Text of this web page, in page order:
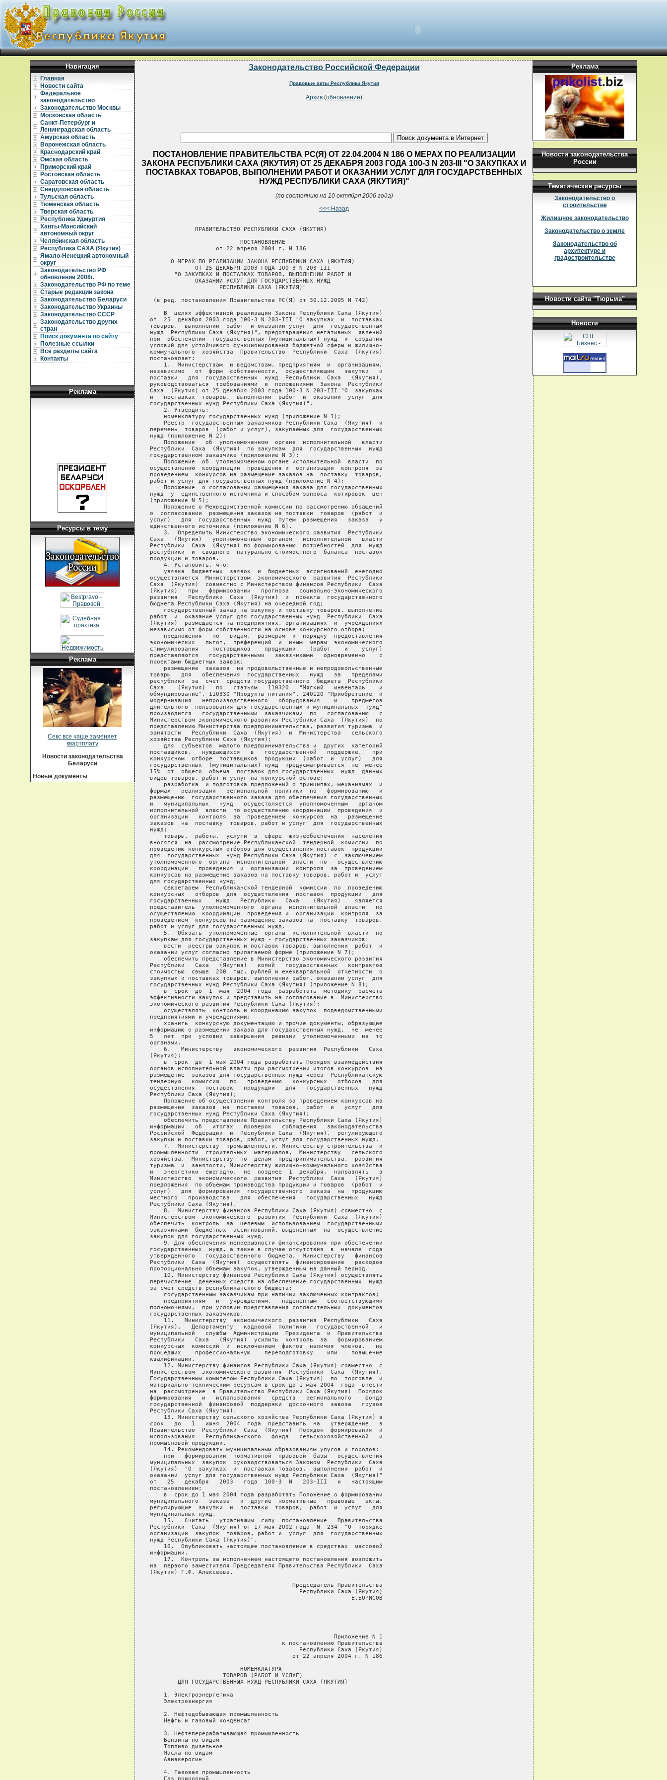
Навигация
Главная
Новости сайта
Федеральное
законодательство
Законодательство Москвы
Московская область
Санкт-Петербург и
Ленинградская область
Амурская область
Воронежская область
Краснодарский край
Омская область
Приморский край
Ростовская область
Саратовская область
Свердловская область
Тульская область
Тюменская область
Тверская область
Республика Удмуртия
Ханты-Мансийский
автономный округ
Челябинская область
Республика САХА (Якутия)
Ямало-Ненецкий автономный
округ
Законодательство РФ
обновление 2008г.
Законодательство РФ по теме
Старые редакции закона
Законодательство Беларуси
Законодательство Украины
Законодательство СССР
Законодательство других
стран
Поиск документа по сайту
Полезные ссылки
Все разделы сайта
Контакты
Реклама
Ресурсы в тему
Реклама
Секс все чаще заменяет
квартплату
Новости законодательства
Беларуси
Новые документы
Законодательство Российской Федерации
Правовые акты Республики Якутия
Архив (обновление)
ПОСТАНОВЛЕНИЕ ПРАВИТЕЛЬСТВА РС(Я) ОТ 22.04.2004 N 186 О МЕРАХ ПО РЕАЛИЗАЦИИ
ЗАКОНА РЕСПУБЛИКИ САХА (ЯКУТИЯ) ОТ 25 ДЕКАБРЯ 2003 ГОДА 100-З N 203-III "О ЗАКУПКАХ И
ПОСТАВКАХ ТОВАРОВ, ВЫПОЛНЕНИИ РАБОТ И ОКАЗАНИИ УСЛУГ ДЛЯ ГОСУДАРСТВЕННЫХ
НУЖД РЕСПУБЛИКИ САХА (ЯКУТИЯ)"
(по состоянию на 10 октября 2006 года)
<<< Назад
Реклама
Новости законодательства
России
Тематические ресурсы
Законодательство о
строительстве
Жилищное законодательство
Законодательство о земле
Законодательство об
архитектуре и
градостроительстве
Новости сайта "Тюрьма"
Новости